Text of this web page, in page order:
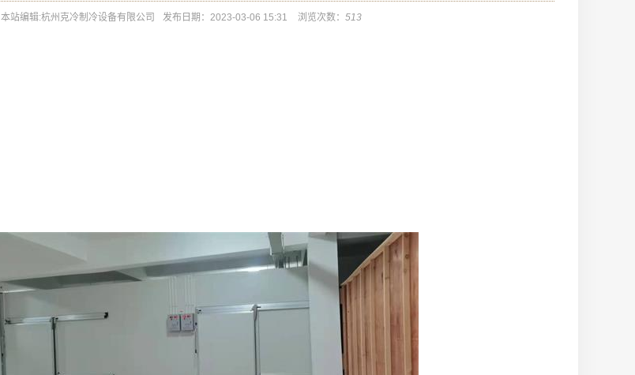
本站编辑:杭州克冷制冷设备有限公司 发布日期：2023-03-06 15:31 浏览次数： 513